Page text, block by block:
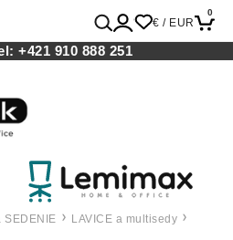
€ / EUR
0
+421 910 888 251
SEDENIE LAVICE a multisedy